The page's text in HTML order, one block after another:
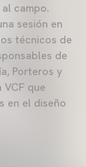
campo.
sesión en
técnicos de
de
Porteros y
VCF que
en el diseño